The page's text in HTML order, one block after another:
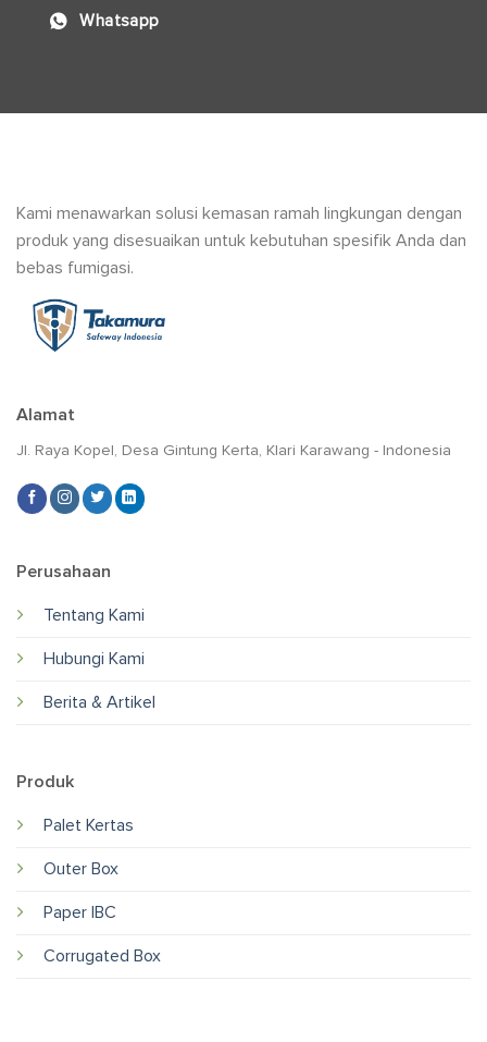
Whatsapp
Kami menawarkan solusi kemasan ramah lingkungan dengan
produk yang disesuaikan untuk kebutuhan spesifik Anda dan
bebas fumigasi.
Perusahaan
Tentang Kami
Hubungi Kami
Berita & Artikel
Produk
Palet Kertas
Outer Box
Paper IBC
Corrugated Box
Alamat
Jl. Raya Kopel, Desa Gintung Kerta, Klari Karawang - Indonesia